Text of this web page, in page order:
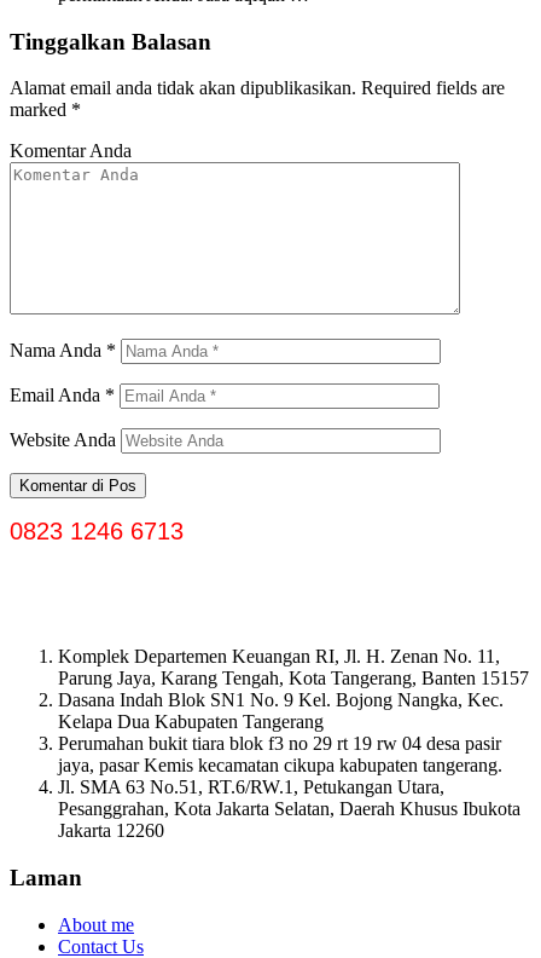
Tinggalkan Balasan
Alamat email anda tidak akan dipublikasikan. Required fields are
marked *
Komentar Anda
Nama Anda *
Email Anda *
Website Anda
0823 1246 6713
Komplek Departemen Keuangan RI, Jl. H. Zenan No. 11,
Parung Jaya, Karang Tengah, Kota Tangerang, Banten 15157
Dasana Indah Blok SN1 No. 9 Kel. Bojong Nangka, Kec.
Kelapa Dua Kabupaten Tangerang
Perumahan bukit tiara blok f3 no 29 rt 19 rw 04 desa pasir
jaya, pasar Kemis kecamatan cikupa kabupaten tangerang.
Jl. SMA 63 No.51, RT.6/RW.1, Petukangan Utara,
Pesanggrahan, Kota Jakarta Selatan, Daerah Khusus Ibukota
Jakarta 12260
Laman
About me
Contact Us